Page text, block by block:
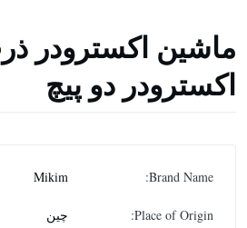
ماشین اکسترودر
اکسترودر دو پیچ
Brand Name:
Mikim
Place of Origin: چین